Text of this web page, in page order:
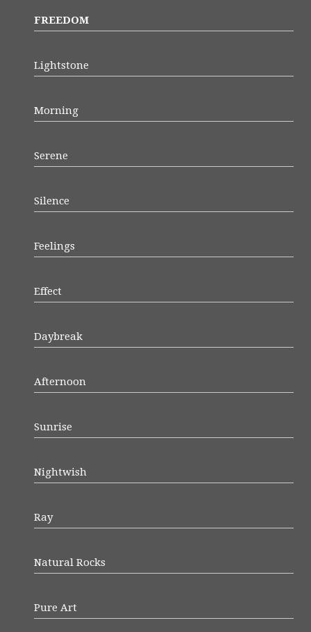
FREEDOM
Lightstone
Morning
Serene
Silence
Feelings
Effect
Daybreak
Afternoon
Sunrise
Nightwish
Ray
Natural Rocks
Pure Art